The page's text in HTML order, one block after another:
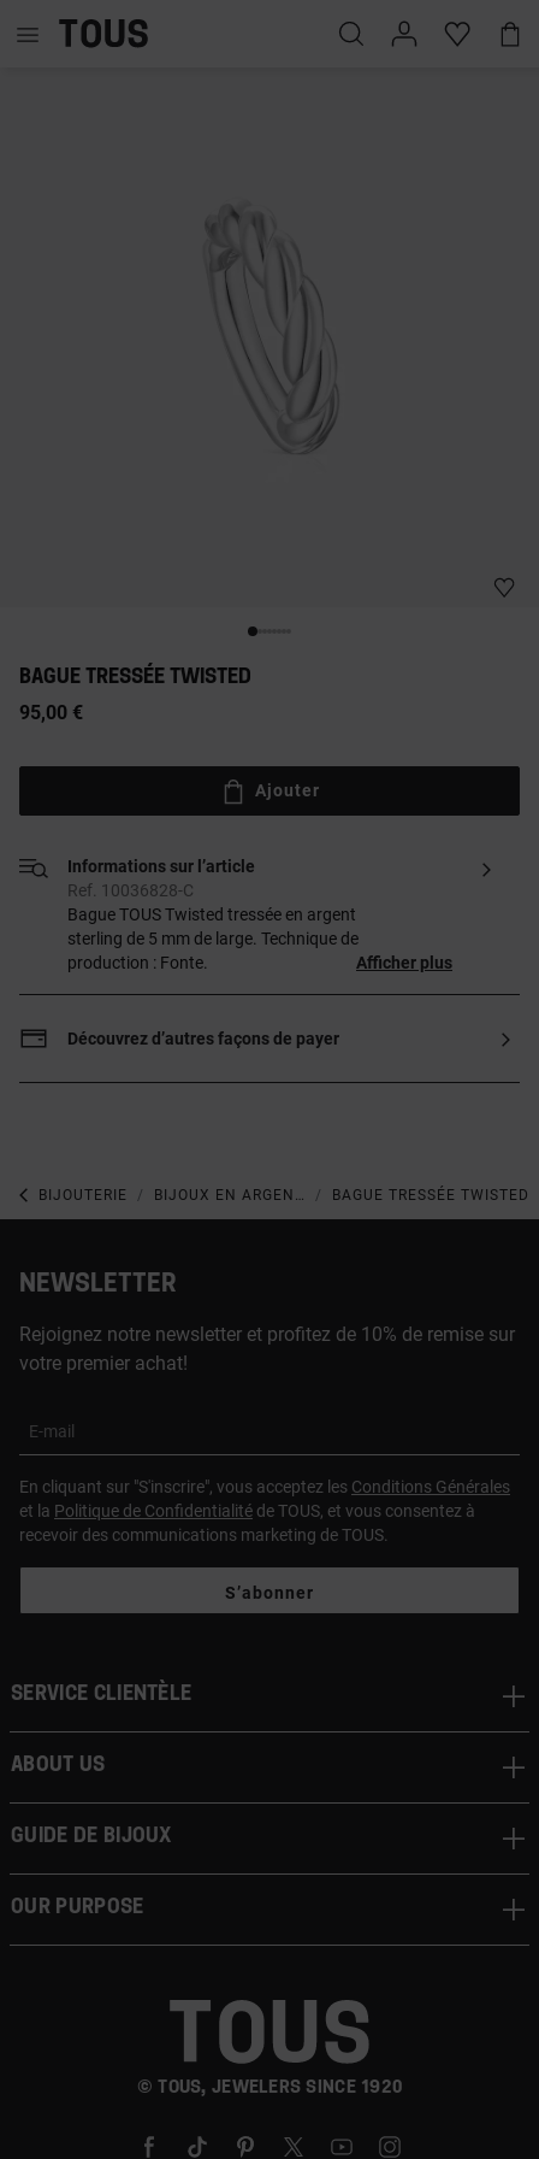
BAGUE TRESSÉE TWISTED
95,00 €
Ajouter
Informations sur l’article
Ref. 10036828-C
Bague TOUS Twisted tressée en argent
sterling de 5 mm de large. Technique de
production : Fonte.
Afficher plus
Découvrez d’autres façons de payer
BIJOUTERIE BAGUE TRESSÉE TWISTED
NEWSLETTER
Rejoignez notre newsletter et profitez de 10% de remise sur
votre premier achat!
E-mail
En cliquant sur "S'inscrire", vous acceptez les Conditions Générales
et la Politique de Confidentialité de TOUS, et vous consentez à
recevoir des communications marketing de TOUS.
S’abonner
© TOUS, JEWELERS SINCE 1920
Service clientèle
About us
Guide de bijoux
Our Purpose